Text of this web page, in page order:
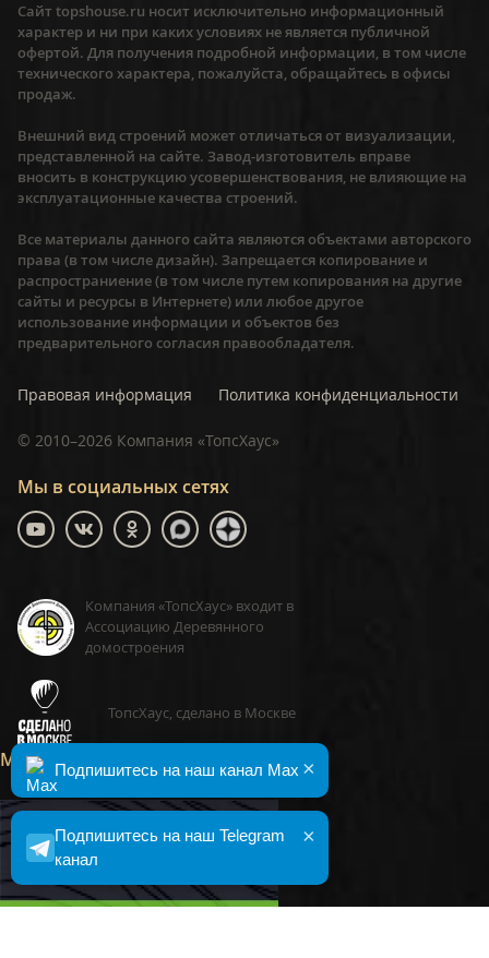
Мы в социальных сетях
Компания «ТопсХаус» входит в
Ассоциацию Деревянного
домостроения
ТопсХаус, сделано в Москве
Малоэтажная Страна
Сайт topshouse.ru носит исключительно информационный
характер и ни при каких условиях не является публичной
офертой. Для получения подробной информации, в том числе
технического характера, пожалуйста, обращайтесь в офисы
продаж.
Внешний вид строений может отличаться от визуализации,
представленной на сайте. Завод-изготовитель вправе
вносить в конструкцию усовершенствования, не влияющие на
эксплуатационные качества строений.
Все материалы данного сайта являются объектами авторского
права (в том числе дизайн). Запрещается копирование и
распространиение (в том числе путем копирования на другие
сайты и ресурсы в Интернете) или любое другое
использование информации и объектов без
предварительного согласия правообладателя.
Правовая информация Политика конфиденциальности
© 2010–2026 Компания «ТопсХаус»
×
Подпишитесь на наш Telegram
канал
×
Подпишитесь на наш канал Max